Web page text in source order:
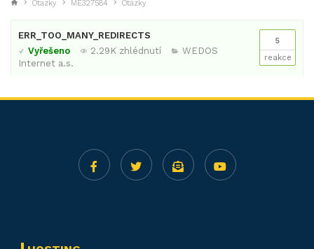
Otazky ME327584 Otázky
5
reakce
ERR_TOO_MANY_REDIRECTS
Vyřešeno
2.29K zhlédnutí
WEDOS
Internet a.s.